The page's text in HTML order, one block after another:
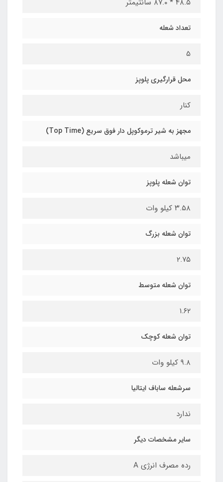
۴۸.۵ * ۸۷.۰ سانتیمتر
تعداد شعله
5
محل قرارگیری پلوپز
کنار
مجهز به شیر ترموکوپل دار فوق سریع (Top Time)
میباشد
توان شعله پلوپز
۳.۵۸ کیلو وات
توان شعله بزرگ
۲.۷۵
توان شعله متوسط
۱.۶۲
توان شعله کوچک
۹.۸ کیلو وات
سرشعله ساباف ایتالیا
ندارد
سایر مشخصات دیگر
رده مصرف انرژی A